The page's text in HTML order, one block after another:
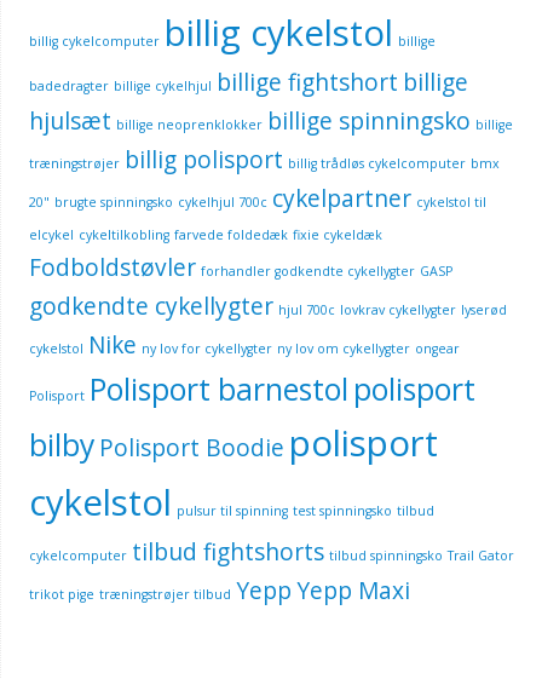
billig cykelcomputer billig cykelstol billige
badedragter billige cykelhjul billige fightshort billige
hjulsæt billige neoprenklokker billige spinningsko billige
træningstrøjer billig polisport billig trådløs cykelcomputer bmx
20" brugte spinningsko cykelhjul 700c cykelpartner cykelstol til
elcykel cykeltilkobling farvede foldedæk fixie cykeldæk
Fodboldstøvler forhandler godkendte cykellygter GASP
godkendte cykellygter hjul 700c lovkrav cykellygter lyserød
cykelstol Nike ny lov for cykellygter ny lov om cykellygter ongear
Polisport Polisport barnestol polisport
bilby Polisport Boodie polisport
cykelstol pulsur til spinning test spinningsko tilbud
cykelcomputer tilbud fightshorts tilbud spinningsko Trail Gator
trikot pige træningstrøjer tilbud YeppYepp Maxi